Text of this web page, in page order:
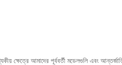
ক্ষেত্রে আমাদের পূর্ববর্তী মডেলগুলি এবং